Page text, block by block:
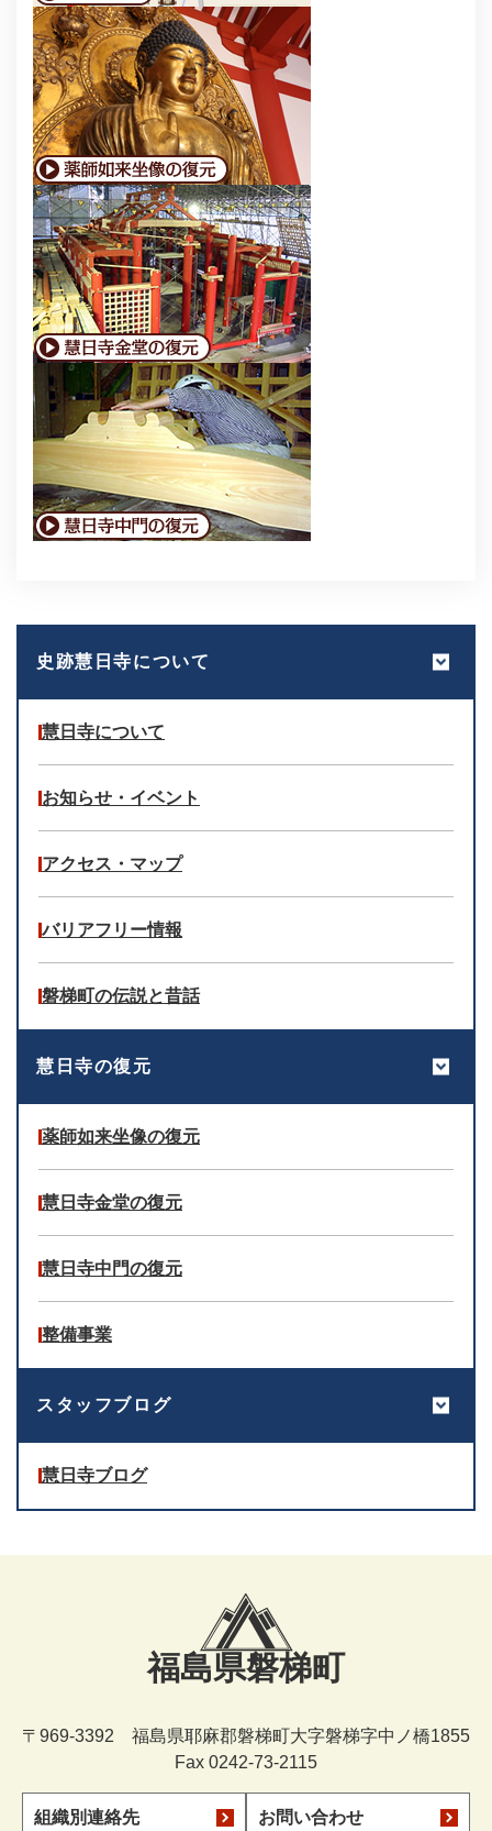
史跡慧日寺について
慧日寺について
お知らせ・イベント
アクセス・マップ
バリアフリー情報
磐梯町の伝説と昔話
慧日寺の復元
薬師如来坐像の復元
慧日寺金堂の復元
慧日寺中門の復元
整備事業
スタッフブログ
慧日寺ブログ
福島県磐梯町
〒969-3392 福島県耶麻郡磐梯町大字磐梯字中ノ橋1855
Fax 0242-73-2115
組織別連絡先 お問い合わせ